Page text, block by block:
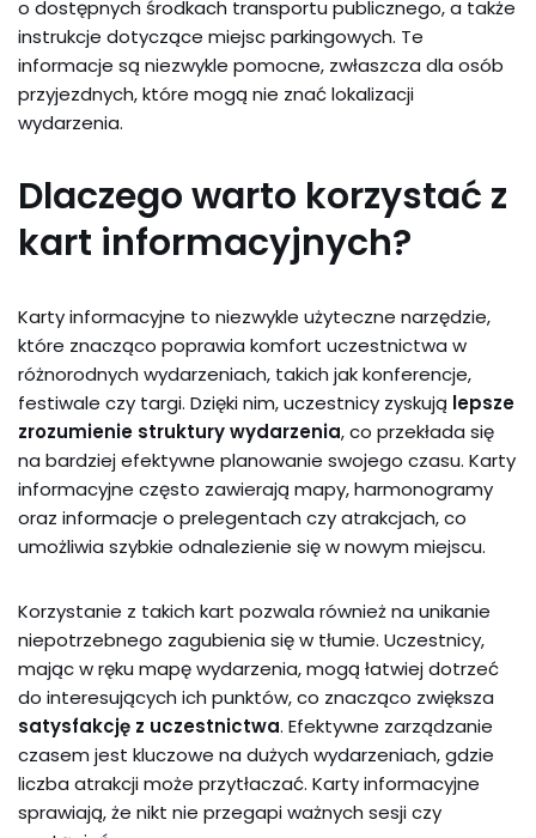
o dostępnych środkach transportu publicznego, a także
instrukcje dotyczące miejsc parkingowych. Te
informacje są niezwykle pomocne, zwłaszcza dla osób
przyjezdnych, które mogą nie znać lokalizacji
wydarzenia.
Dlaczego warto korzystać z
kart informacyjnych?
Karty informacyjne to niezwykle użyteczne narzędzie,
które znacząco poprawia komfort uczestnictwa w
różnorodnych wydarzeniach, takich jak konferencje,
festiwale czy targi. Dzięki nim, uczestnicy zyskują lepsze
zrozumienie struktury wydarzenia, co przekłada się
na bardziej efektywne planowanie swojego czasu. Karty
informacyjne często zawierają mapy, harmonogramy
oraz informacje o prelegentach czy atrakcjach, co
umożliwia szybkie odnalezienie się w nowym miejscu.
Korzystanie z takich kart pozwala również na unikanie
niepotrzebnego zagubienia się w tłumie. Uczestnicy,
mając w ręku mapę wydarzenia, mogą łatwiej dotrzeć
do interesujących ich punktów, co znacząco zwiększa
satysfakcję z uczestnictwa. Efektywne zarządzanie
czasem jest kluczowe na dużych wydarzeniach, gdzie
liczba atrakcji może przytłaczać. Karty informacyjne
sprawiają, że nikt nie przegapi ważnych sesji czy